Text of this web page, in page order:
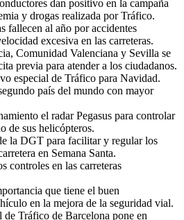
dan positivo en la campaña
y drogas realizada por Tráfico.
fallecen al año por accidentes
excesiva en las carreteras.
Comunidad Valenciana y Sevilla se
previa para atender a los ciudadanos.
especial de Tráfico para Navidad.
país del mundo con mayor
el radar Pegasus para controlar
de sus helicópteros.
la DGT para facilitar y regular los
en Semana Santa.
controles en las carreteras
que tiene el buen
en la mejora de la seguridad vial.
Tráfico de Barcelona pone en